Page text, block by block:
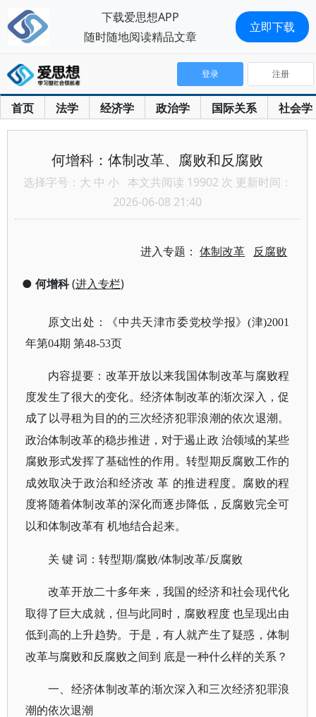
首页 法学 经济学 政治学 国际关系 社会学
登录 注册
何增科：体制改革、腐败和反腐败
选择字号： 大 中 小 本文共阅读 19902 次 更新时间：
2026-06-08 21:40
进入专题：体制改革 反腐败
● 何增科(进入专栏)
原文出处：《中共天津市委党校学报》 (津)2001
年第04期 第48-53页
内容提要：改革开放以来我国体制改革与腐败程
度发生了很大的变化。经济体制改革的渐次深入，促
成了以寻租为目的的三次经济犯罪浪潮的依次退潮。
政治体制改革的稳步推进，对于遏止政 治领域的某些
腐败形式发挥了基础性的作用。转型期反腐败工作的
成效取决于政治和经济改 革 的推进程度。腐败的程
度将随着体制改革的深化而逐步降低，反腐败完全可
以和体制改革有 机地结合起来。
关 键 词：转型期/腐败/体制改革/反腐败
改革开放二十多年来，我国的经济和社会现代化
取得了巨大成就，但与此同时，腐败程度 也呈现出由
低到高的上升趋势。于是，有人就产生了疑惑，体制
改革与腐败和反腐败之间到 底是一种什么样的关系？
一、经济体制改革的渐次深入和三次经济犯罪浪
潮的依次退潮
下载爱思想APP
随时随地阅读精品文章
立即下载